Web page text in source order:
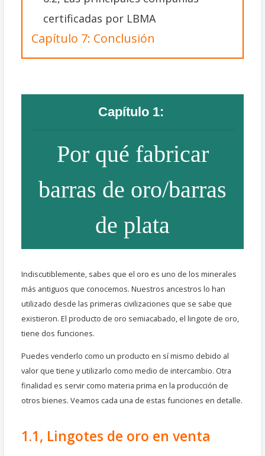
certificadas por LBMA
Capítulo 7: Conclusión
Capítulo 1:
Por qué fabricar
barras de oro/barras
de plata
Indiscutiblemente, sabes que el oro es uno de los minerales
más antiguos que conocemos. Nuestros ancestros lo han
utilizado desde las primeras civilizaciones que se sabe que
existieron. El producto de oro semiacabado, el lingote de oro,
tiene dos funciones.
Puedes venderlo como un producto en sí mismo debido al
valor que tiene y utilizarlo como medio de intercambio. Otra
finalidad es servir como materia prima en la producción de
otros bienes. Veamos cada una de estas funciones en detalle.
1.1, Lingotes de oro en venta